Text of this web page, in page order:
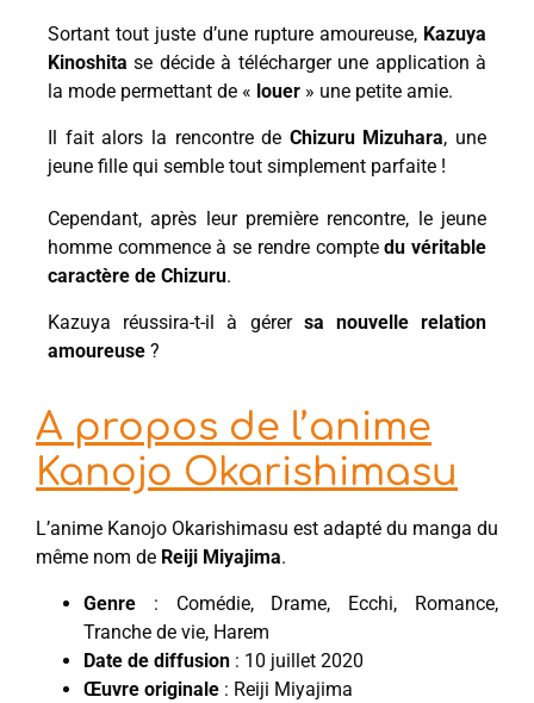
Sortant tout juste d’une rupture amoureuse, Kazuya
Kinoshita se décide à télécharger une application à
la mode permettant de « louer » une petite amie.
Il fait alors la rencontre de Chizuru Mizuhara, une
jeune fille qui semble tout simplement parfaite !
Cependant, après leur première rencontre, le jeune
homme commence à se rendre comptedu véritable
caractère de Chizuru.
Kazuya réussira-t-il à gérer sa nouvelle relation
amoureuse ?
A propos de l’anime
Kanojo Okarishimasu
L’anime Kanojo Okarishimasu est adapté du manga du
même nom de Reiji Miyajima.
Genre : Comédie, Drame, Ecchi, Romance,
Tranche de vie, Harem
Date de diffusion : 10 juillet 2020
Œuvre originale : Reiji Miyajima